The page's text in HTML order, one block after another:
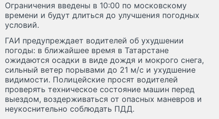
Ограничения введены в 10:00 по московскому
времени и будут длиться до улучшения погодных
условий.
ГАИ предупреждает водителей об ухудшении
погоды: в ближайшее время в Татарстане
ожидаются осадки в виде дождя и мокрого снега,
сильный ветер порывами до 21 м/с и ухудшение
видимости. Полицейские просят водителей
проверять техническое состояние машин перед
выездом, воздерживаться от опасных маневров и
неукоснительно соблюдать ПДД.